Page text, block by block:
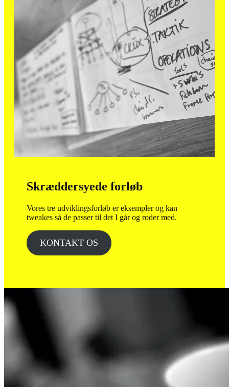
Skræddersyede forløb
Vores tre udviklingsforløb er eksempler og kan
tweakes så de passer til det I går og roder med.
KONTAKT OS